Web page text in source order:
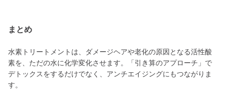
まとめ
水素トリートメントは、ダメージヘアや老化の原因となる活性酸
素を、ただの水に化学変化させます。「引き算のアプローチ」で
デトックスをするだけでなく、アンチエイジングにもつながりま
す。